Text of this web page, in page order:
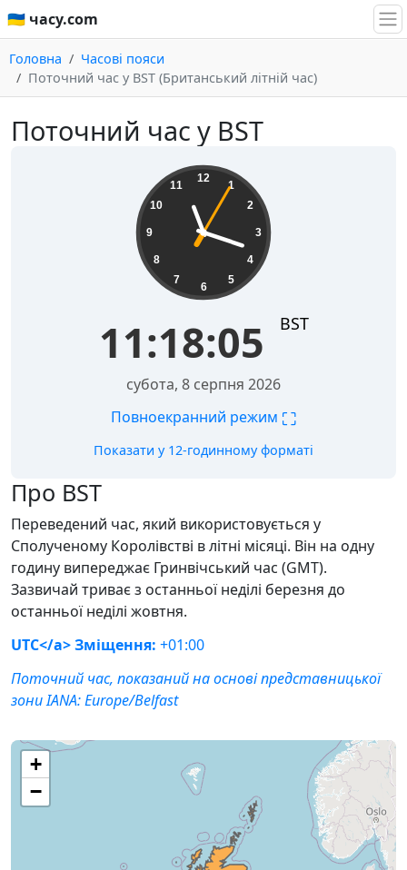
🇺🇦 часу.com
Головна
Часові пояси
Поточний час у BST (Британський літній час)
Поточний час у BST
12
1
2
3
4
5
6
7
8
9
10
11
11:18:06 BST
субота, 8 серпня 2026
Повноекранний режим ⛶
Показати у 12-годинному форматі
Про BST
Переведений час, який використовується у
Сполученому Королівстві в літні місяці. Він на одну
годину випереджає Гринвічський час (GMT).
Зазвичай триває з останньої неділі березня до
останньої неділі жовтня.
UTC</a> Зміщення: +01:00
Поточний час, показаний на основі представницької
зони IANA:Europe/Belfast
+
−